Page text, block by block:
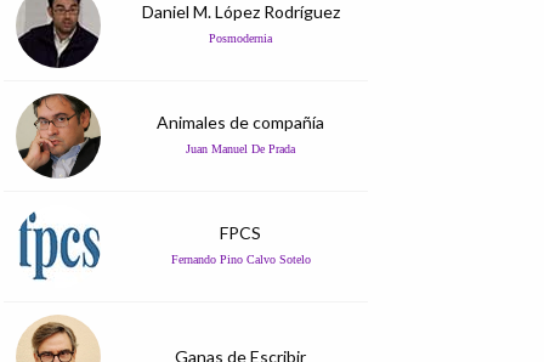
Daniel M. López Rodríguez
Posmodernia
Animales de compañía
Juan Manuel De Prada
FPCS
Fernando Pino Calvo Sotelo
Ganas de Escribir